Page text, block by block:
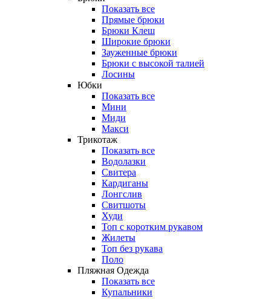
Показать все
Прямые брюки
Брюки Клеш
Широкие брюки
Зауженные брюки
Брюки с высокой талией
Лосины
Юбки
Показать все
Мини
Миди
Макси
Трикотаж
Показать все
Водолазки
Свитера
Кардиганы
Лонгслив
Свитшоты
Худи
Топ с коротким рукавом
Жилеты
Топ без рукава
Поло
Пляжная Одежда
Показать все
Купальники